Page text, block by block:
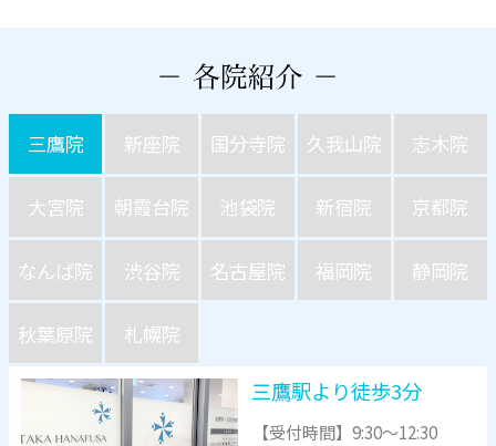
三鷹院 新座院 国分寺院 久我山院 志木院
大宮院 朝霞台院 池袋院 新宿院 京都院
なんば院 渋谷院 名古屋院 福岡院 静岡院
秋葉原院 札幌院
三鷹駅より徒歩3分
【受付時間】9:30～12:30